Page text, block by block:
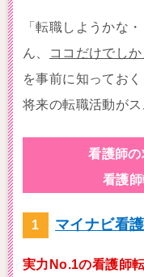
「転職しようかな
ん、
ココだけでし
を事前に知ってお
将来の転職活動がス
看護師の
看護
マイナビ看
実力No.1の看護師